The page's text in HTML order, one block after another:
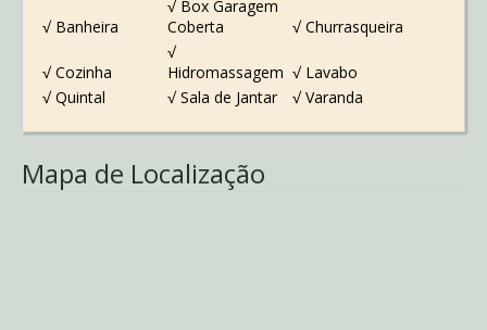
√ Banheira
√ Box Garagem
Coberta
√ Churrasqueira
√ Cozinha
√
Hidromassagem √ Lavabo
√ Quintal
√ Sala de Jantar √ Varanda
Mapa de Localização